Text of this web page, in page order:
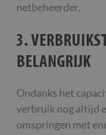
netbeheerder.
3.
BELANGRIJK
Ondanks het
verbruik nog altijd
omspringen met